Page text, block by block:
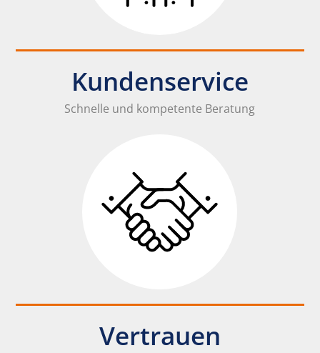
Kundenservice
Schnelle und kompetente Beratung
Vertrauen